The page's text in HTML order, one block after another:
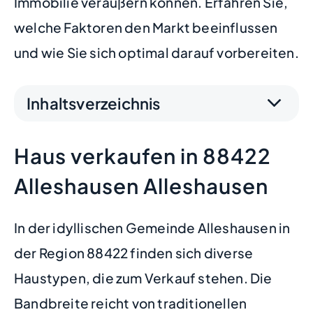
welche Faktoren den Markt beeinflussen
und wie Sie sich optimal darauf vorbereiten.
Inhaltsverzeichnis
Haus verkaufen in 88422
Alleshausen Alleshausen
In der idyllischen Gemeinde Alleshausen in
der Region 88422 finden sich diverse
Haustypen, die zum Verkauf stehen. Die
Bandbreite reicht von traditionellen